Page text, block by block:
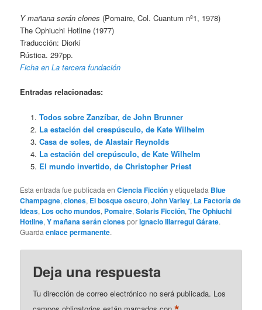
Y mañana serán clones (Pomaire, Col. Cuantum nº1, 1978)
The Ophiuchi Hotline (1977)
Traducción: Diorki
Rústica. 297pp.
Ficha en La tercera fundación
Entradas relacionadas:
Todos sobre Zanzíbar, de John Brunner
La estación del crespúsculo, de Kate Wilhelm
Casa de soles, de Alastair Reynolds
La estación del crepúsculo, de Kate Wilhelm
El mundo invertido, de Christopher Priest
Esta entrada fue publicada enCiencia Ficcióny etiquetada Blue
Champagne,clones, El bosque oscuro,John Varley, La Factoría de
Ideas, Los ocho mundos, Pomaire,Solaris Ficción,The Ophiuchi
Hotline,Y mañana serán clonesporIgnacio Illarregui Gárate.
Guardaenlace permanente.
Deja una respuesta
Tu dirección de correo electrónico no será publicada. Los